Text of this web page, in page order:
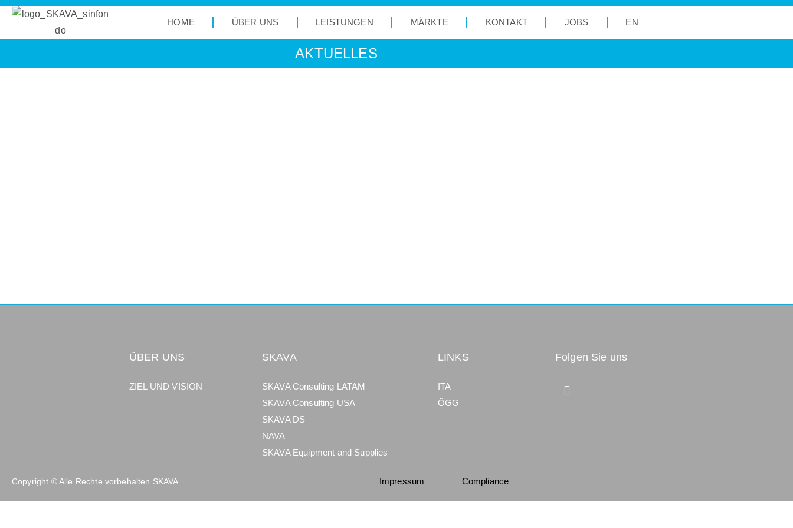
HOME ÜBER UNS LEISTUNGEN MÄRKTE KONTAKT JOBS EN
AKTUELLES
ÜBER UNS
ZIEL UND VISION
SKAVA
SKAVA Consulting LATAM
SKAVA Consulting USA
SKAVA DS
NAVA
SKAVA Equipment and Supplies
LINKS
ITA
ÖGG
Folgen Sie uns
Copyright © Alle Rechte vorbehalten SKAVA Impressum Compliance